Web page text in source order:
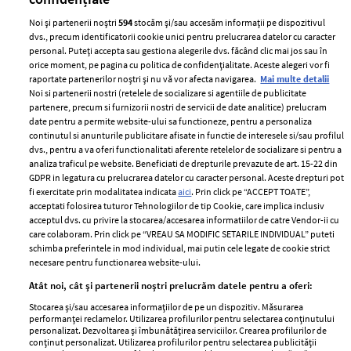
ELLE Style Awards
2024
Despre ELLE
Romania
Contact
Abonamente
Termeni si conditii
Politica de
confidențialitate
Politica de cookies
Publicitate
GSP
Unica
Baby
femei
Viva
Avantaje
Noi și partenerii noștri594stocăm și/sau accesăm informații pe dispozitivul
dvs., precum identificatorii cookie unici pentru prelucrarea datelor cu caracter
personal. Puteți accepta sau gestiona alegerile dvs. făcând clic mai jos sau în
orice moment, pe pagina cu politica de confidențialitate. Aceste alegeri vor fi
raportate partenerilor noștri și nu vă vor afecta navigarea. Mai multe detalii
Noi si partenerii nostri (retelele de socializare si agentiile de publicitate
partenere, precum si furnizorii nostri de servicii de date analitice) prelucram
date pentru a permite website-ului sa functioneze, pentru a personaliza
continutul si anunturile publicitare afisate in functie de interesele si/sau profilul
dvs., pentru a va oferi functionalitati aferente retelelor de socializare si pentru a
analiza traficul pe website. Beneficiati de drepturile prevazute de art. 15-22 din
GDPR in legatura cu prelucrarea datelor cu caracter personal. Aceste drepturi pot
fi exercitate prin modalitatea indicataaici. Prin click pe “ACCEPT TOATE”,
acceptati folosirea tuturor Tehnologiilor de tip Cookie, care implica inclusiv
acceptul dvs. cu privire la stocarea/accesarea informatiilor de catre Vendor-ii cu
care colaboram. Prin click pe “VREAU SA MODIFIC SETARILE INDIVIDUAL” puteti
schimba preferintele in mod individual, mai putin cele legate de cookie strict
necesare pentru functionarea website-ului.
Atât noi, cât și partenerii noștri prelucrăm datele pentru a oferi:
Stocarea și/sau accesarea informațiilor de pe un dispozitiv. Măsurarea
performanței reclamelor. Utilizarea profilurilor pentru selectarea conținutului
personalizat. Dezvoltarea și îmbunătățirea serviciilor. Crearea profilurilor de
conținut personalizat. Utilizarea profilurilor pentru selectarea publicității